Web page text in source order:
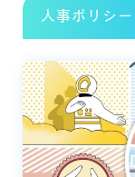
人事ポリシー